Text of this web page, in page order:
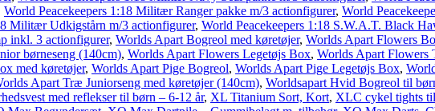
World Peacekeepers 1:18 Militær Ranger pakke m/3 actionfigurer, World
Militær Udkigstårn m/3 actionfigurer, World Peacekeepers 1:18 S.W.A.T. Black
inkl. 3 actionfigurer, Worlds Apart Bogreol med køretøjer, Worlds Apart Flowers
børneseng (140cm), Worlds Apart Flowers Legetøjs Box, Worlds Apart Flowers
med køretøjer, Worlds Apart Pige Bogreol, Worlds Apart Pige Legetøjs Box,
Apart Træ Juniorseng med køretøjer (140cm), Worldsapart Hvid Bogreol til
med reflekser til børn – 6-12 år, XL Titanium Sort, Kort, XLC cykel tights